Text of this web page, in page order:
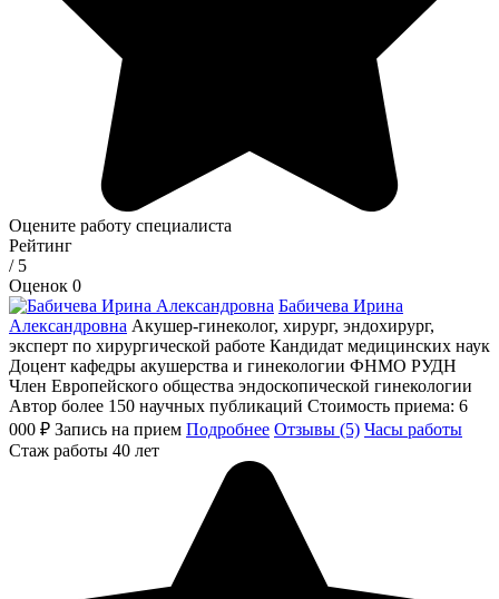
Оцените работу специалиста
Рейтинг
/ 5
Оценок 0
Бабичева Ирина
Александровна Акушер-гинеколог, хирург, эндохирург,
эксперт по хирургической работе Кандидат медицинских наук
Доцент кафедры акушерства и гинекологии ФНМО РУДН
Член Европейского общества эндоскопической гинекологии
Автор более 150 научных публикаций Стоимость приема: 6
000 ₽ Запись на прием Подробнее Отзывы (5) Часы работы
Стаж работы 40 лет